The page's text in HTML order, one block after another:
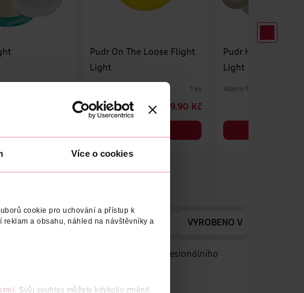
Více o cookies
cookie pro uchování a přístup k
a obsahu, náhled na návštěvníky a
. Svůj souhlas můžete kdykoliv změnit
Pudr On The Loose Flight
Light
1 ks
99.90 Kč
Pudr Hyaluron
Light
Alterra Naturkosmetik
ADRESA VÝROBCE/DODAVATELE VYROBENO V
přirozenou, matnou pleť jako od profesionálního